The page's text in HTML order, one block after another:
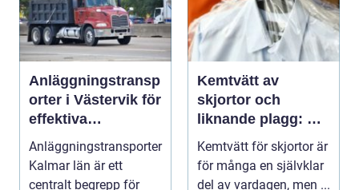
Anläggningstransp
orter i Västervik för
effektiva
byggprojekt
Anläggningstransporter
Kalmar län är ett
centralt begrepp för
Kemtvätt av
skjortor och
liknande plagg: Så
fungerar
professionell
klädvård i
Kemtvätt för skjortor är
för många en självklar
del av vardagen, men ...